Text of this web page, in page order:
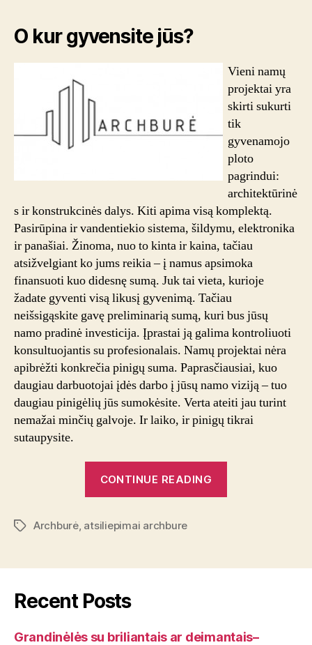
O kur gyvensite jūs?
Vieni namų
projektai yra
skirti sukurti
tik
gyvenamojo
ploto
pagrindui:
architektūrinė
s ir konstrukcinės dalys. Kiti apima visą komplektą.
Pasirūpina ir vandentiekio sistema, šildymu, elektronika
ir panašiai. Žinoma, nuo to kinta ir kaina, tačiau
atsižvelgiant ko jums reikia – į namus apsimoka
finansuoti kuo didesnę sumą. Juk tai vieta, kurioje
žadate gyventi visą likusį gyvenimą. Tačiau
neišsigąskite gavę preliminarią sumą, kuri bus jūsų
namo pradinė investicija. Įprastai ją galima kontroliuoti
konsultuojantis su profesionalais. Namų projektai nėra
apibrėžti konkrečia pinigų suma. Paprasčiausiai, kuo
daugiau darbuotojai įdės darbo į jūsų namo viziją – tuo
daugiau pinigėlių jūs sumokėsite. Verta ateiti jau turint
nemažai minčių galvoje. Ir laiko, ir pinigų tikrai
sutaupysite.
CONTINUE READING
TagsArchburė, atsiliepimai archbure
Recent Posts
Grandinėlės su briliantais ar deimantais–